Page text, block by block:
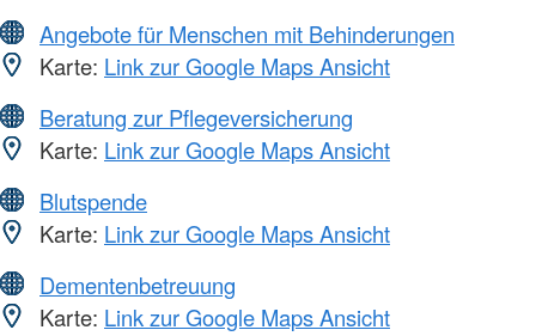
Angebote für Menschen mit Behinderungen
Karte: Link zur Google Maps Ansicht
Beratung zur Pflegeversicherung
Karte: Link zur Google Maps Ansicht
Blutspende
Karte: Link zur Google Maps Ansicht
Dementenbetreuung
Karte: Link zur Google Maps Ansicht